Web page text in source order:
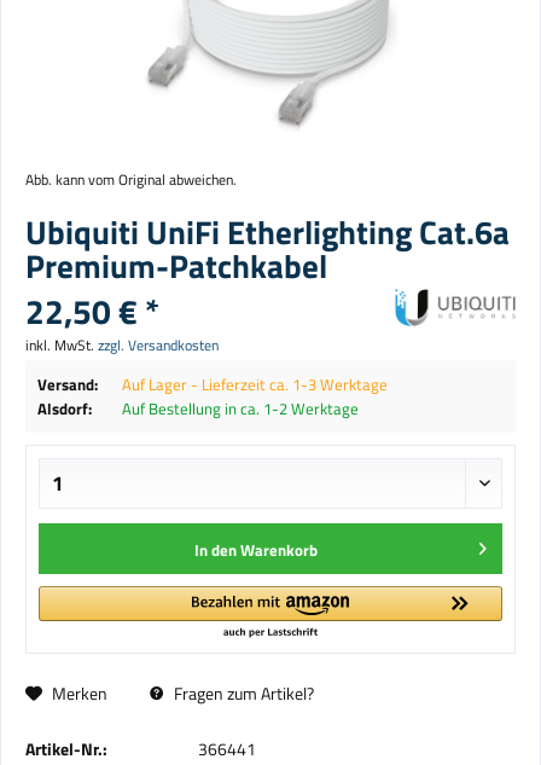
Abb. kann vom Original abweichen.
Ubiquiti UniFi Etherlighting Cat.6a
Premium-Patchkabel
22,50 € *
inkl. MwSt. zzgl. Versandkosten
Versand:
Auf Lager - Lieferzeit ca. 1-3 Werktage
Alsdorf:
Auf Bestellung in ca. 1-2 Werktage
In denWarenkorb
Merken Fragen zum Artikel?
Artikel-Nr.:
366441